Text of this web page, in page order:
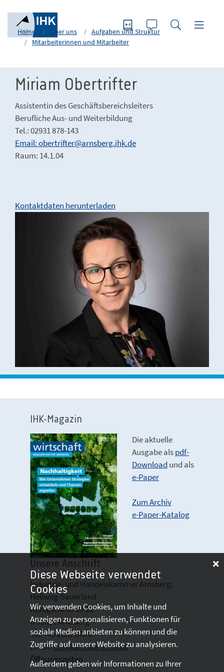
Home Über uns
Aufgaben und Struktur
Mitarbeiterinnen und Mitarbeiter
Miriam Obertrifter
Assistentin des Geschäftsbereichsleiters
Berufliche Aus- und Weiterbildung
Tel.: 02931 878-143
Email: obertrifter@arnsberg.ihk.de
Raum: 14.1.04
Kontaktdaten herunterladen
IHK-Magazin
Die aktuelle
Ausgabe alspdf-
Download und als
e-Paper
Zum Archiv
e-Paper-Katalog
Unsere Anschrift
Industrie- und Handelskammer Arnsberg,
Hellweg-Sauerland
Königstraße 18-20
D 59821 Arnsberg
Tel: +49 2931 878 0
Email:info@arnsberg.ihk.de
Öffnungszeiten
Diese Webseite verwendet
Cookies
Wir verwenden Cookies, um Inhalte und
Anzeigen zu personalisieren, Funktionen für
soziale Medien anbieten zu können und die
Zugriffe auf unsere Website zu analysieren.
Außerdem geben wir Informationen zu Ihrer